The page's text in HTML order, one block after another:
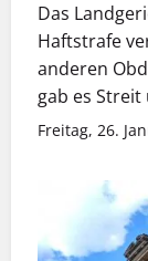
Das
Haftstrafe
anderen
gab es
Freitag, 26.